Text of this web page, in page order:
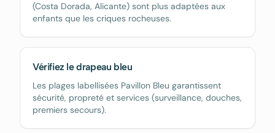
(Costa Dorada, Alicante) sont plus adaptées aux
enfants que les criques rocheuses.
Vérifiez le drapeau bleu
Les plages labellisées Pavillon Bleu garantissent
sécurité, propreté et services (surveillance, douches,
premiers secours).